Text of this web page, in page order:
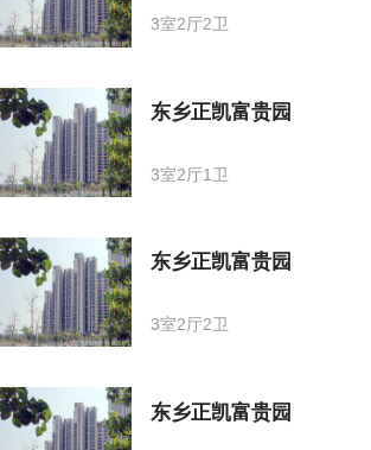
3室2厅2卫
东乡正凯富贵园
3室2厅1卫
东乡正凯富贵园
3室2厅2卫
东乡正凯富贵园